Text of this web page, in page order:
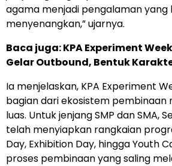
agama menjadi pengalaman yang
menyenangkan,” ujarnya.
Baca juga:KPA Experiment
Gelar Outbound, Bentuk
Ia menjelaskan, KPA Experiment
bagian dari ekosistem pembinaan
luas. Untuk jenjang SMP dan SMA,
telah menyiapkan rangkaian
Day, Exhibition Day, hingga Youth
proses pembinaan yang saling